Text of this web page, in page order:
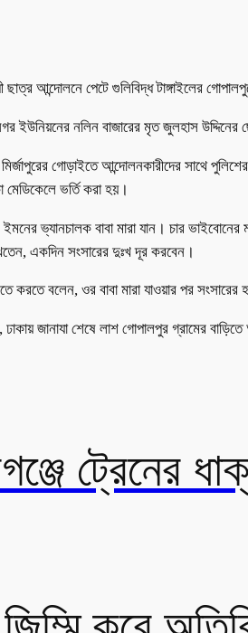
ছাত্র আন্দোলনে পেটে গুলিবিদ্ধ টাঙ্গাইলের
ইউনিয়নের নলিন বাজারের মৃত জুলহাস
গোড়াইতে আন্দোলনকারীদের সাথে
ভর্তি করা হয়।
ইমনের ভ্যানচালক বাবা মারা যান। চার
একদিন সংসারের দুঃখ দূর করবেন।
করতে বলেন, ওর বাবা মারা যাওয়ার পর
জানাযা শেষে লাশ গোপালপুর গ্রামের
ট্রেনের